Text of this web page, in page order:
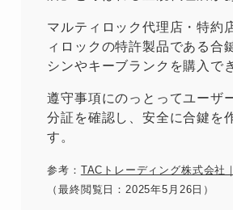
マルティロック代理店・特約
ィロックの特許製品である合
シンやキーブランクを購入で
遵守事項にのっとってユーザ
分証を確認し、安全に合鍵を
す。
参考： TACトレーディング株式会社
（最終閲覧日：2025年5月26日）